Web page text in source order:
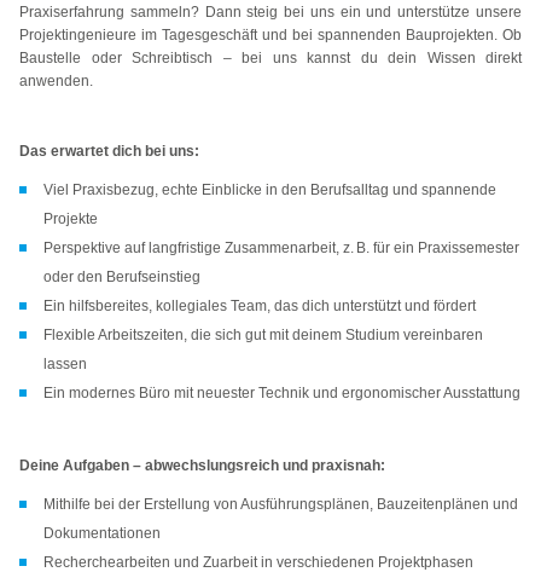
Praxiserfahrung sammeln? Dann steig bei uns ein und unterstütze unsere
Projektingenieure im Tagesgeschäft und bei spannenden Bauprojekten. Ob
Baustelle oder Schreibtisch – bei uns kannst du dein Wissen direkt
anwenden.
Das erwartet dich bei uns:
Viel Praxisbezug, echte Einblicke in den Berufsalltag und spannende
Projekte
Perspektive auf langfristige Zusammenarbeit, z. B. für ein Praxissemester
oder den Berufseinstieg
Ein hilfsbereites, kollegiales Team, das dich unterstützt und fördert
Flexible Arbeitszeiten, die sich gut mit deinem Studium vereinbaren
lassen
Ein modernes Büro mit neuester Technik und ergonomischer Ausstattung
Deine Aufgaben – abwechslungsreich und praxisnah:
Mithilfe bei der Erstellung von Ausführungsplänen, Bauzeitenplänen und
Dokumentationen
Recherchearbeiten und Zuarbeit in verschiedenen Projektphasen